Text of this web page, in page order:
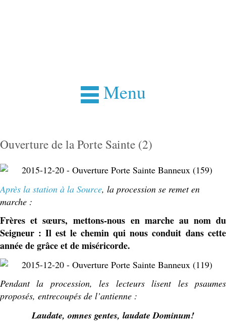
Menu
Ouverture de la Porte Sainte (2)
Après la station à la Source, la procession se remet en
marche :
Frères et sœurs,mettons-nous en marche au nom du
Seigneur : Il est le chemin qui nous conduit dans cette
année de grâce et de miséricorde.
Pendant la procession, les lecteurs lisent les psaumes
proposés, entrecoupés de l’antienne :
Laudate, omnes gentes, laudate Dominum!